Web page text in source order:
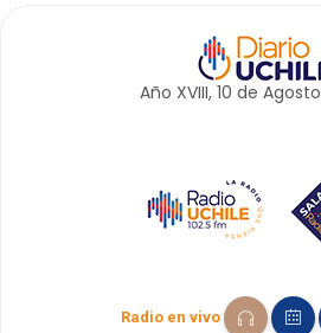
Año XVIII, 10 de Agosto
Radio en vivo